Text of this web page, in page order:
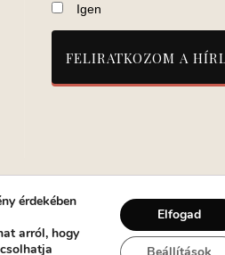
Igen
| Működési helyszín: Turay Ida
érdekében
arról, hogy
Elfogad